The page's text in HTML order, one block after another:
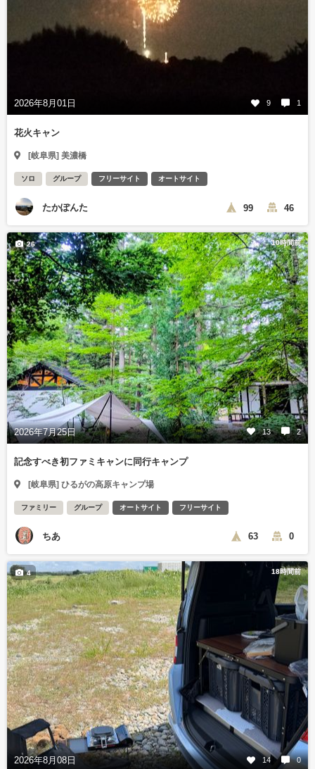
2026年8月01日 9 1
花火キャン
[岐阜県] 美濃橋
ソロ グループ フリーサイト オートサイト
たかぽんた 99 46
10時間前
2026年7月25日 13 2
26
記念すべき初ファミキャンに同行キャンプ
[岐阜県] ひるがの高原キャンプ場
ファミリー グループ オートサイト フリーサイト
ちあ 63 0
18時間前
2026年8月08日 14 0
4